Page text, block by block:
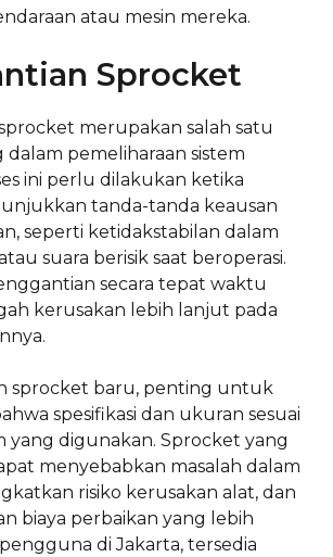
atau mesin mereka.
Sprocket
merupakan salah satu
pemeliharaan sistem
ini perlu dilakukan ketika
tanda-tanda keausan
seperti ketidakstabilan dalam
suara berisik saat beroperasi.
secara tepat waktu
kerusakan lebih lanjut pada
sprocket baru, penting untuk
spesifikasi dan ukuran sesuai
yang digunakan. Sprocket yang
menyebabkan masalah dalam
risiko kerusakan alat, dan
biaya perbaikan yang lebih
di Jakarta, tersedia